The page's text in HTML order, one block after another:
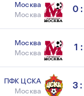
Москва
Москва
0
Москва
Москва
1
ПФК ЦСКА
Москва
3